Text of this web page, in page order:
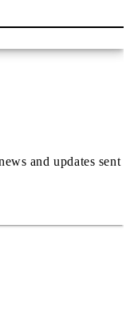
and updates sent